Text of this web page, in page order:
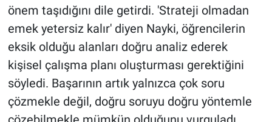
önem taşıdığını dile getirdi. 'Strateji olmadan
emek yetersiz kalır' diyen Nayki, öğrencilerin
eksik olduğu alanları doğru analiz ederek
kişisel çalışma planı oluşturması gerektiğini
söyledi. Başarının artık yalnızca çok soru
çözmekle değil, doğru soruyu doğru yöntemle